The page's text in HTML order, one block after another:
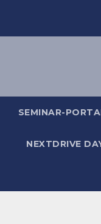
SEMINAR-
NEXTDRIVE